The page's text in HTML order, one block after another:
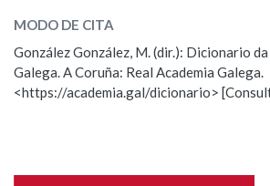
BUSCAR NO CONTIDO
Nas definicións
Observación
Nome
MODO DE CITA
González González, M. (dir.): Dicionario
Galega. A Coruña: Real Academia Galega.
<https://academia.gal/dicionario>